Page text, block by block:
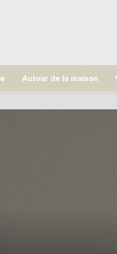
Autour de la maison